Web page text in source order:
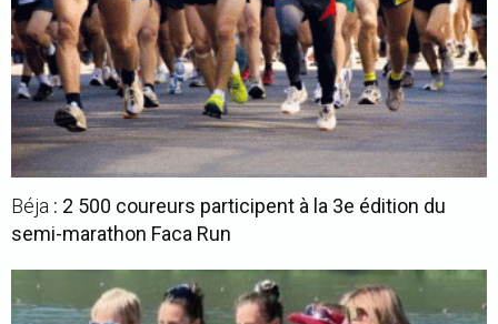
Béja : 2 500 coureurs participent à la 3e édition du
semi-marathon Faca Run